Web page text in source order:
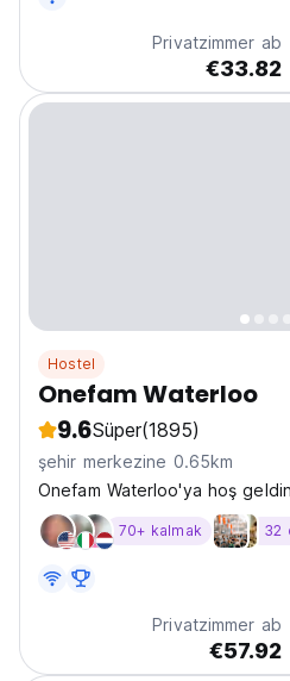
Privatzimmer ab
€33.82
Hostel
Onefam Waterloo
9.6Süper(1895)
şehir merkezine 0.65km
Onefam Waterloo'ya hoş
70+ kalmak 32
Privatzimmer ab
€57.92